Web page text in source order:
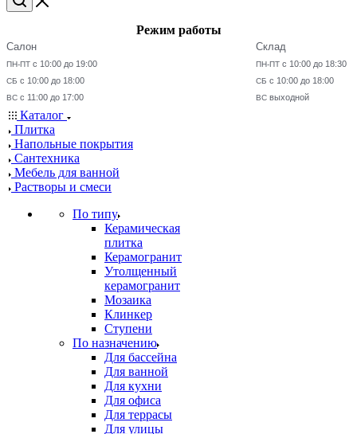
Режим работы
Салон
ПН-ПТ с 10:00 до 19:00
СБ с 10:00 до 18:00
ВС с 11:00 до 17:00
Склад
ПН-ПТ с 10:00 до 18:30
СБ с 10:00 до 18:00
ВС выходной
Каталог
Плитка
Напольные покрытия
Сантехника
Мебель для ванной
Растворы и смеси
По типу
Керамическая
плитка
Керамогранит
Утолщенный
керамогранит
Мозаика
Клинкер
Ступени
По назначению
Для бассейна
Для ванной
Для кухни
Для офиса
Для террасы
Для улицы